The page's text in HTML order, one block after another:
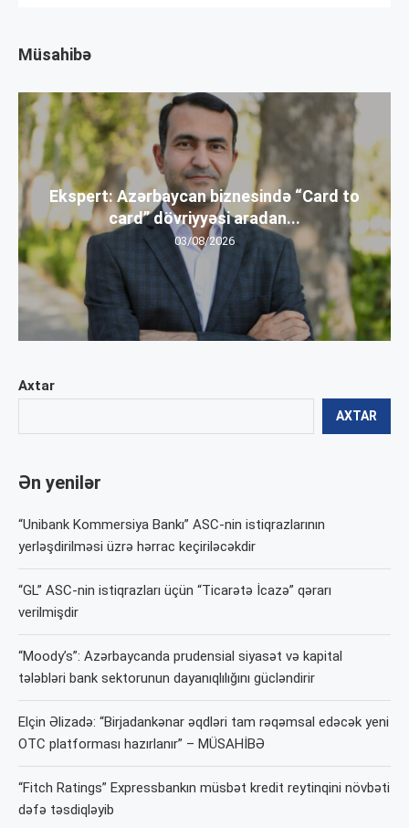
Axtar
AXTAR
Ən yenilər
“Unibank Kommersiya Bankı” ASC-nin istiqrazlarının
yerləşdirilməsi üzrə hərrac keçiriləcəkdir
“GL” ASC-nin istiqrazları üçün “Ticarətə İcazə” qərarı
verilmişdir
“Moody’s”: Azərbaycanda prudensial siyasət və kapital
tələbləri bank sektorunun dayanıqlılığını gücləndirir
Elçin Əlizadə: “Birjadankənar əqdləri tam rəqəmsal edəcək yeni
OTC platforması hazırlanır” – MÜSAHİBƏ
“Fitch Ratings” Expressbankın müsbət kredit reytinqini növbəti
dəfə təsdiqləyib
Müsahibə
Ekspert: Azərbaycan biznesində “Card to
card” dövriyyəsi aradan...
03/08/2026